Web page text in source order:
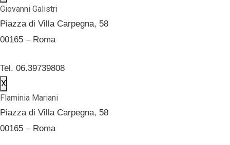
Giovanni Galistri
Piazza di Villa Carpegna, 58
00165 – Roma
Tel. 06.39739808
X
Flaminia Mariani
Piazza di Villa Carpegna, 58
00165 – Roma